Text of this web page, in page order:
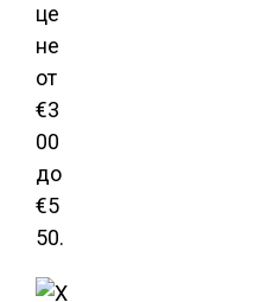
це
не
от
€3
00
до
€5
50.